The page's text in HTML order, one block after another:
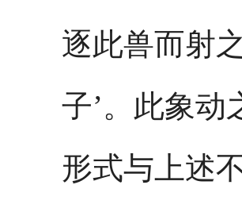
逐此兽而射
子’。此象动
形式与上述